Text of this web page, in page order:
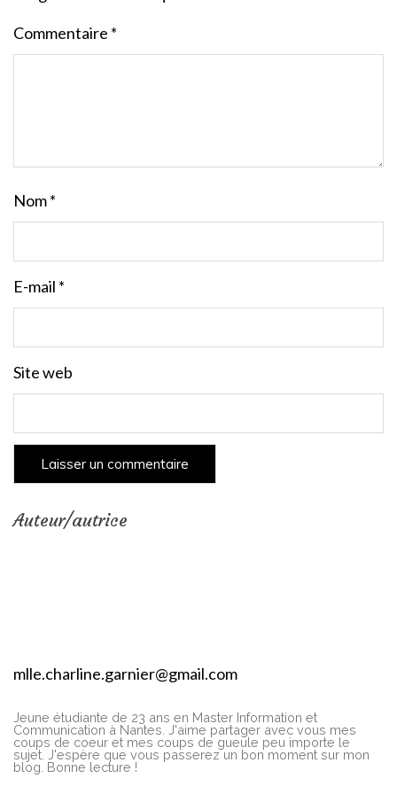
Commentaire *
Nom*
E-mail *
Site web
Auteur/autrice
mlle.charline.garnier@gmail.com
Jeune étudiante de 23 ans en Master Information et
Communication à Nantes. J'aime partager avec vous mes
coups de coeur et mes coups de gueule peu importe le
sujet. J'espère que vous passerez un bon moment sur mon
blog. Bonne lecture !